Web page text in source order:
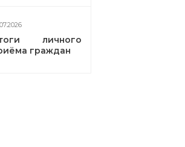
личного
граждан